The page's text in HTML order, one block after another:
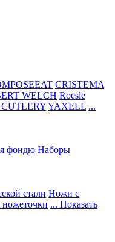
CRISTEMA
WELCH Roesle
YAXELL ...
фондю Наборы
стали Ножи с
ножеточки ... Показать